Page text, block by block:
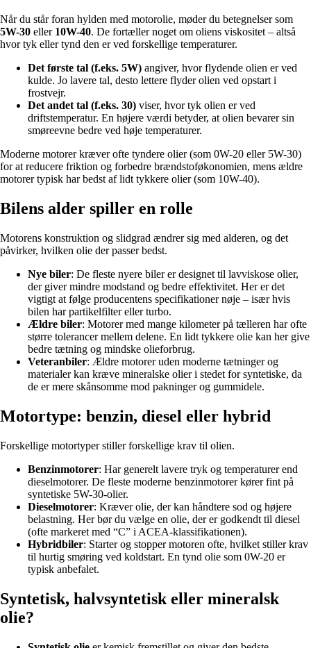
Når du står foran hylden med motorolie, møder du betegnelser som
5W-30 eller 10W-40. De fortæller noget om oliens viskositet – altså
hvor tyk eller tynd den er ved forskellige temperaturer.
Det første tal (f.eks. 5W) angiver, hvor flydende olien er ved
kulde. Jo lavere tal, desto lettere flyder olien ved opstart i
frostvejr.
Det andet tal (f.eks. 30) viser, hvor tyk olien er ved
driftstemperatur. En højere værdi betyder, at olien bevarer sin
smøreevne bedre ved høje temperaturer.
Moderne motorer kræver ofte tyndere olier (som 0W-20 eller 5W-30)
for at reducere friktion og forbedre brændstoføkonomien, mens ældre
motorer typisk har bedst af lidt tykkere olier (som 10W-40).
Bilens alder spiller en rolle
Motorens konstruktion og slidgrad ændrer sig med alderen, og det
påvirker, hvilken olie der passer bedst.
Nye biler: De fleste nyere biler er designet til lavviskose olier,
der giver mindre modstand og bedre effektivitet. Her er det
vigtigt at følge producentens specifikationer nøje – især hvis
bilen har partikelfilter eller turbo.
Ældre biler: Motorer med mange kilometer på tælleren har ofte
større tolerancer mellem delene. En lidt tykkere olie kan her give
bedre tætning og mindske olieforbrug.
Veteranbiler: Ældre motorer uden moderne tætninger og
materialer kan kræve mineralske olier i stedet for syntetiske, da
de er mere skånsomme mod pakninger og gummidele.
Motortype: benzin, diesel eller hybrid
Forskellige motortyper stiller forskellige krav til olien.
Benzinmotorer: Har generelt lavere tryk og temperaturer end
dieselmotorer. De fleste moderne benzinmotorer kører fint på
syntetiske 5W-30-olier.
Dieselmotorer: Kræver olie, der kan håndtere sod og højere
belastning. Her bør du vælge en olie, der er godkendt til diesel
(ofte markeret med “C” i ACEA-klassifikationen).
Hybridbiler: Starter og stopper motoren ofte, hvilket stiller krav
til hurtig smøring ved koldstart. En tynd olie som 0W-20 er
typisk anbefalet.
Syntetisk, halvsyntetisk eller mineralsk
olie?